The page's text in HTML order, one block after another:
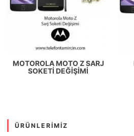
MOTOROLA MOTO Z SARJ
SOKETI DEĞIŞIMI
ÜRÜNLERIMIZ